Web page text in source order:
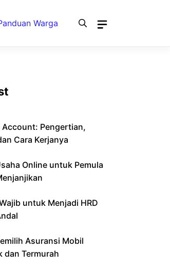
Warga
Pengertian,
Cara Kerjanya
Online untuk Pemula
untuk Menjadi HRD
Asuransi Mobil
dan Termurah